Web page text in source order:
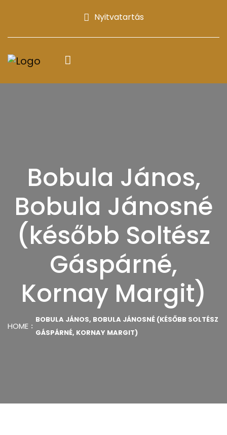
Nyitvatartás
Bobula János,
Bobula Jánosné
(később Soltész
Gáspárné,
Kornay Margit)
HOME
BOBULA JÁNOS, BOBULA JÁNOSNÉ (KÉSŐBB SOLTÉSZ
GÁSPÁRNÉ, KORNAY MARGIT)